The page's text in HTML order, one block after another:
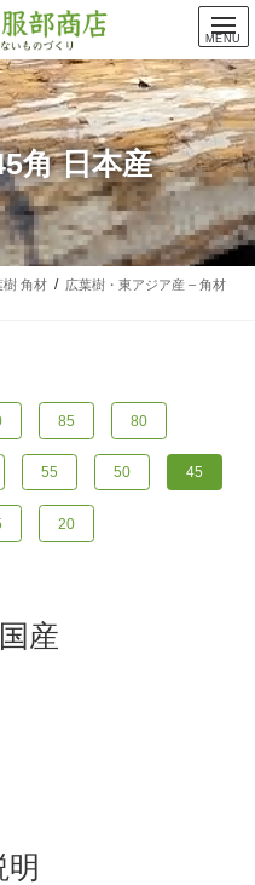
角 日本産
樹 角材
広葉樹・東アジア産 – 角材
85 80
55 50 45
20
産
MENU